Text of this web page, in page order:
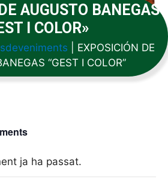
AUGUSTO BANEGAS
I COLOR»
EXPOSICIÓN DE
“GEST I COLOR”
ja ha passat.